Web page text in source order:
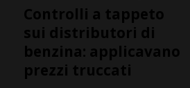
Controlli a tappeto
sui distributori di
benzina: applicavano
prezzi truccati